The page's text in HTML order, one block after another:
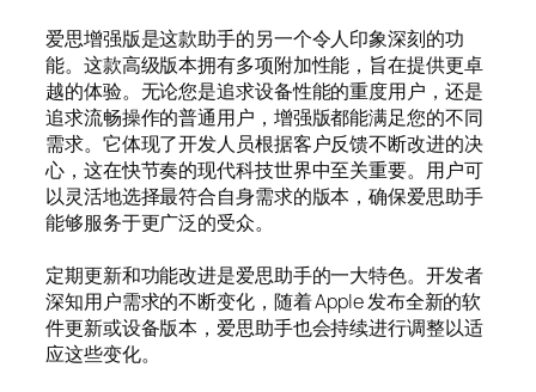
爱思增强版是这款助手的另一个令人印象深刻的功
能。这款高级版本拥有多项附加性能，旨在提供更卓
越的体验。无论您是追求设备性能的重度用户，还是
追求流畅操作的普通用户，增强版都能满足您的不同
需求。它体现了开发人员根据客户反馈不断改进的决
心，这在快节奏的现代科技世界中至关重要。用户可
以灵活地选择最符合自身需求的版本，确保爱思助手
能够服务于更广泛的受众。
定期更新和功能改进是爱思助手的一大特色。开发者
深知用户需求的不断变化，随着 Apple 发布全新的软
件更新或设备版本，爱思助手也会持续进行调整以适
应这些变化。